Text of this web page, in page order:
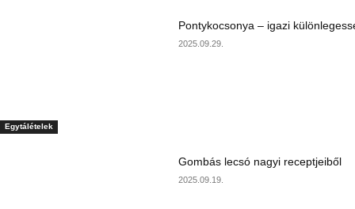
Egytálételek
Pontykocsonya – igazi
2025.09.29.
Gombás lecsó nagyi receptjeiből
2025.09.19.